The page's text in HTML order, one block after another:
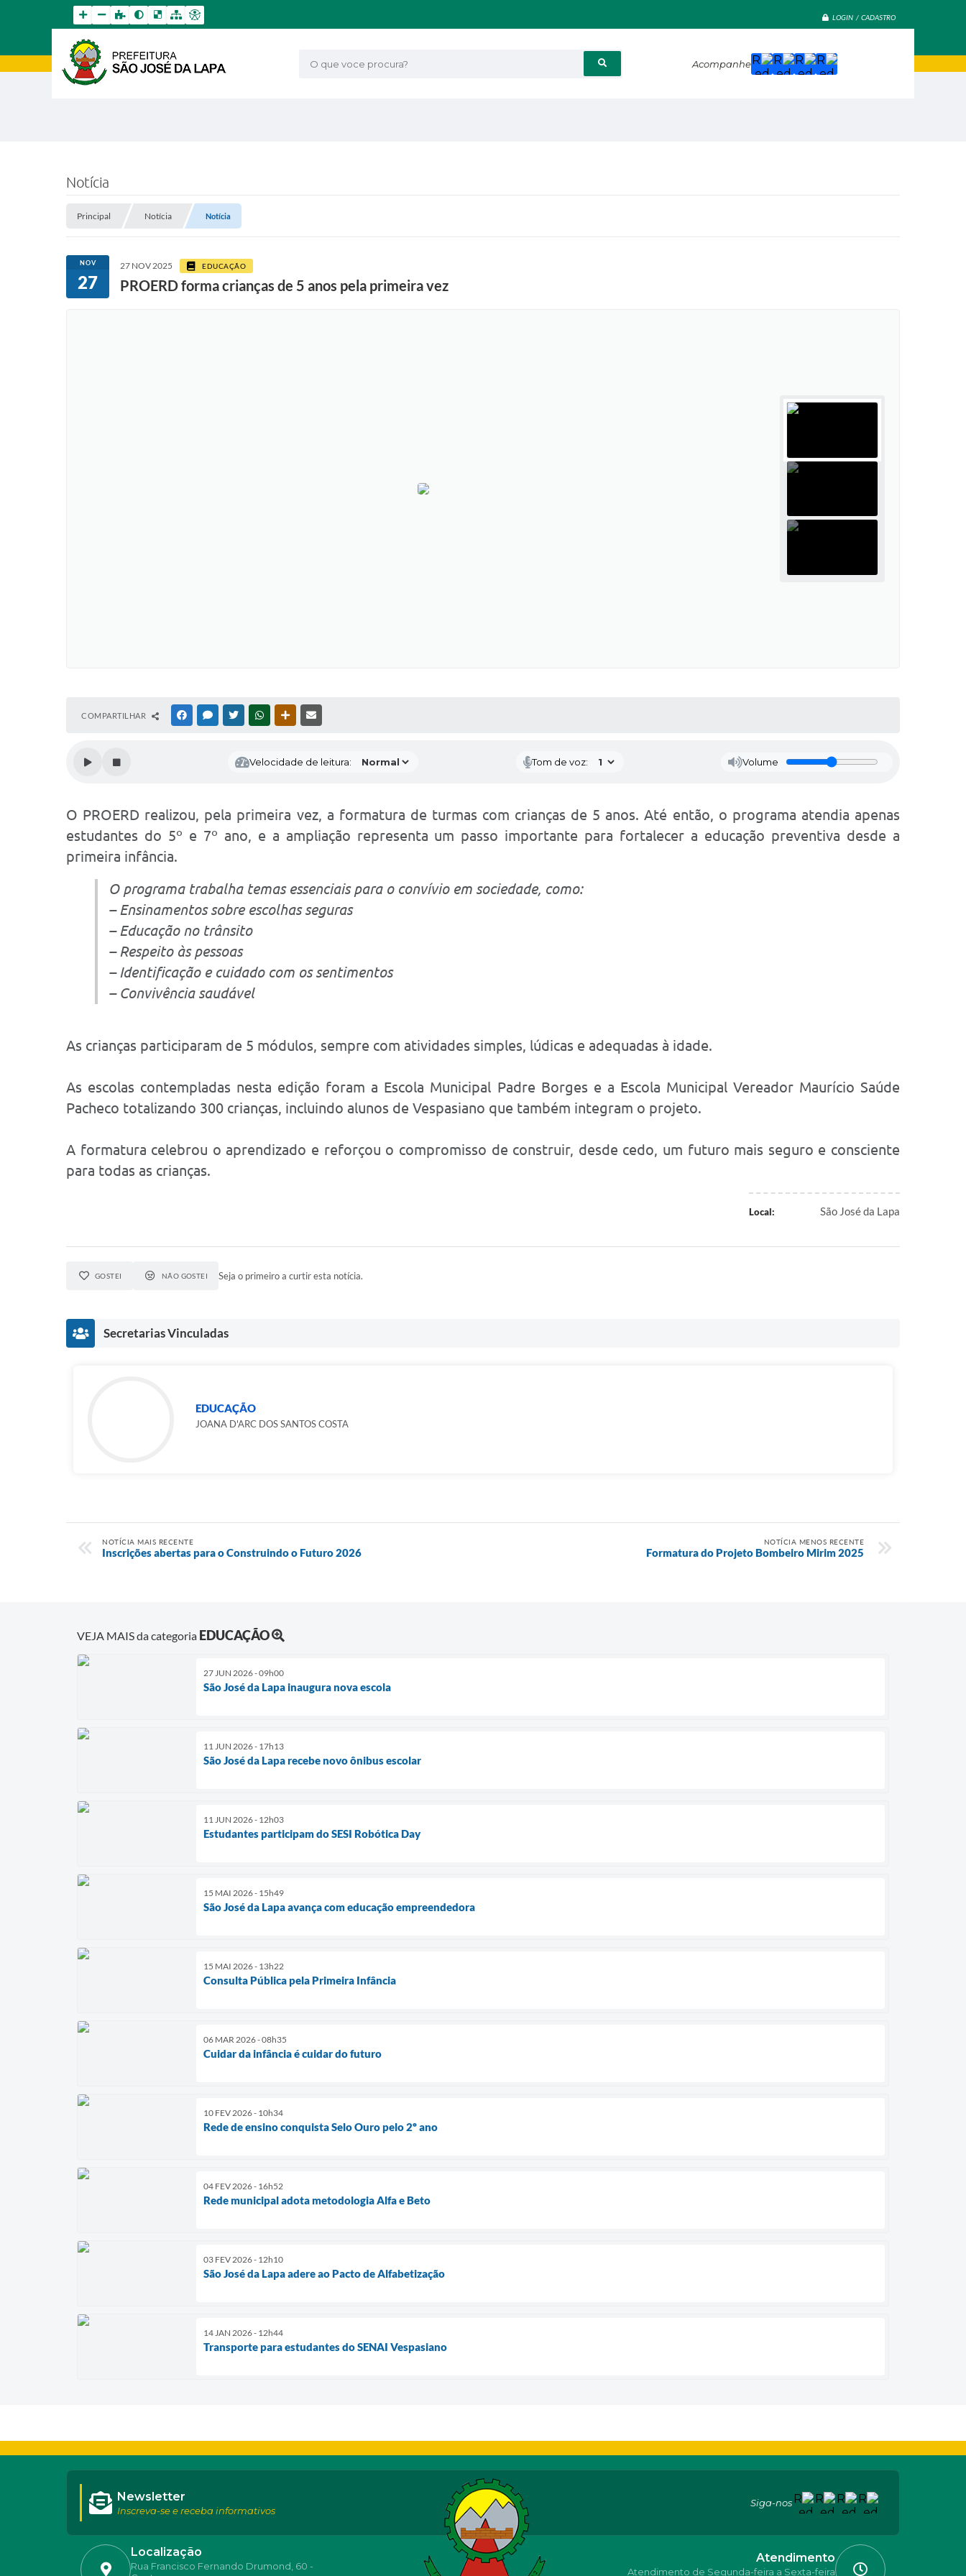
LOGIN / CADASTRO
O que voce procura? Acompanhe
Notícia
Principal Notícia Notícia
NOV
27
27 NOV 2025 EDUCAÇÃO
PROERD forma crianças de 5 anos pela primeira vez
COMPARTILHAR FACEBOOKMESSENGER
TWITTERWHATSAPPOUTRAS MÍDIAS
Velocidade de leitura: Tom de voz: Volume
O PROERD realizou, pela primeira vez, a formatura de turmas com crianças de 5 anos. Até então, o programa atendia apenas
estudantes do 5º e 7º ano, e a ampliação representa um passo importante para fortalecer a educação preventiva desde a
primeira infância.
O programa trabalha temas essenciais para o convívio em sociedade, como:
– Ensinamentos sobre escolhas seguras
– Educação no trânsito
– Respeito às pessoas
– Identificação e cuidado com os sentimentos
– Convivência saudável
As crianças participaram de 5 módulos, sempre com atividades simples, lúdicas e adequadas à idade.
As escolas contempladas nesta edição foram a Escola Municipal Padre Borges e a Escola Municipal Vereador Maurício Saúde
Pacheco totalizando 300 crianças, incluindo alunos de Vespasiano que também integram o projeto.
A formatura celebrou o aprendizado e reforçou o compromisso de construir, desde cedo, um futuro mais seguro e consciente
para todas as crianças.
Local: São José da Lapa
GOSTEI NÃO GOSTEI Seja o primeiro a curtir esta notícia.
Secretarias Vinculadas
EDUCAÇÃO
JOANA D'ARC DOS SANTOS COSTA
NOTÍCIA MAIS RECENTE
Inscrições abertas para o Construindo o Futuro 2026
NOTÍCIA MENOS RECENTE
Formatura do Projeto Bombeiro Mirim 2025
VEJA MAIS da categoria EDUCAÇÃO
27 JUN 2026 - 09h00
São José da Lapa inaugura nova escola
11 JUN 2026 - 17h13
São José da Lapa recebe novo ônibus escolar
11 JUN 2026 - 12h03
Estudantes participam do SESI Robótica Day
15 MAI 2026 - 15h49
São José da Lapa avança com educação empreendedora
15 MAI 2026 - 13h22
Consulta Pública pela Primeira Infância
06 MAR 2026 - 08h35
Cuidar da infância é cuidar do futuro
10 FEV 2026 - 10h34
Rede de ensino conquista Selo Ouro pelo 2º ano
04 FEV 2026 - 16h52
Rede municipal adota metodologia Alfa e Beto
03 FEV 2026 - 12h10
São José da Lapa adere ao Pacto de Alfabetização
14 JAN 2026 - 12h44
Transporte para estudantes do SENAI Vespasiano
Siga-nos
Localização
Rua Francisco Fernando Drumond, 60 -
Atendimento
Atendimento de Segunda-feira a Sexta-feira
Newsletter
Inscreva-se e receba informativos